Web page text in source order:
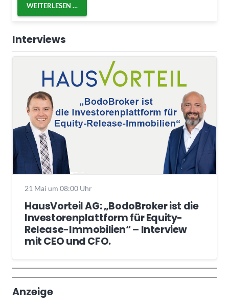
WEITERLESEN …
Interviews
21 Mai um 08:00 Uhr
HausVorteil AG: „BodoBroker ist die
Investorenplattform für Equity-
Release-Immobilien“ – Interview
mit CEO und CFO.
Wochenrückblick
Trendthemen
Anzeige